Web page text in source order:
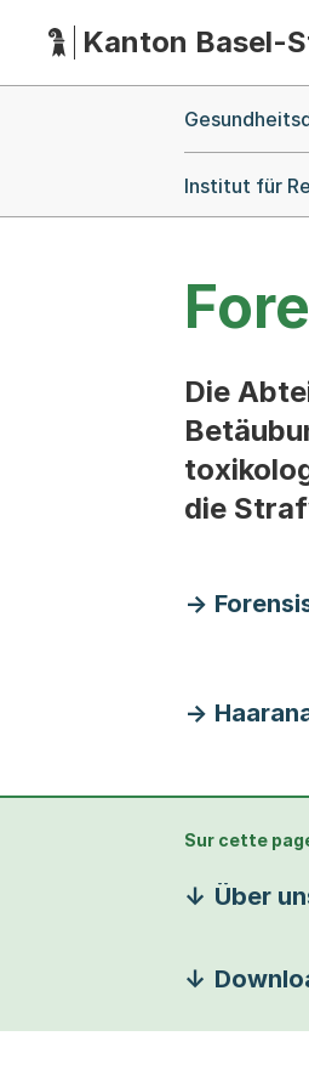
HauptnavigationKanton Basel-
Institut für
Die
die
Sur cette
Über